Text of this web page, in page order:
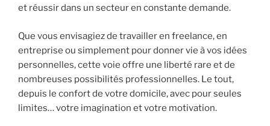
et réussir dans un secteur en constante demande.
Que vous envisagiez de travailler en freelance, en
entreprise ou simplement pour donner vie à vos idées
personnelles, cette voie offre une liberté rare et de
nombreuses possibilités professionnelles. Le tout,
depuis le confort de votre domicile, avec pour seules
limites… votre imagination et votre motivation.